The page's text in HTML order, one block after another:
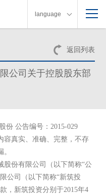
language
返回列表
公司关于控股股东部
份 公告编号：2015-029
容真实、准确、完整，不存
股份有限公司（以下简称“公
公司（以下简称“新筑投
，新筑投资分别于2015年4